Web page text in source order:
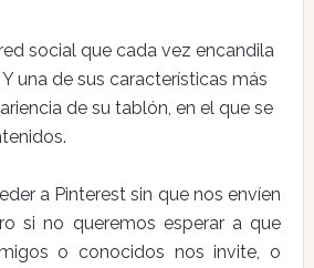
social que cada vez encandila
una de sus características más
de su tablón, en el que se
a Pinterest sin que nos envíen
si no queremos esperar a que
o conocidos nos invite, o